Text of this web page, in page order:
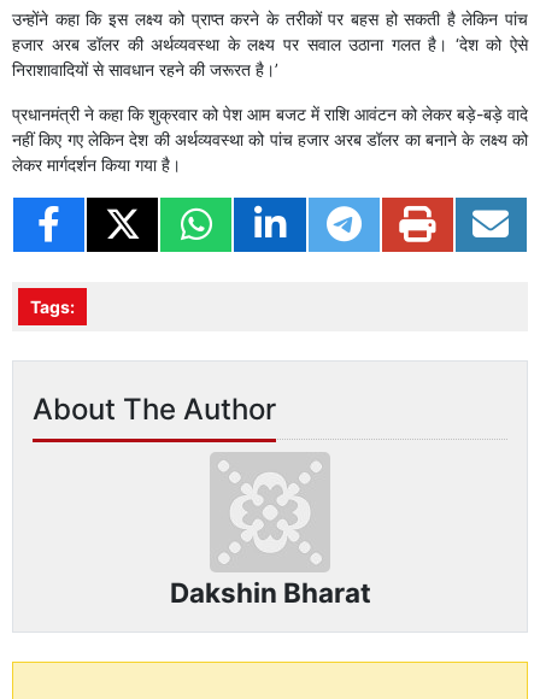
उन्होंने कहा कि इस लक्ष्य को प्राप्त करने के तरीकों पर बहस हो सकती है लेकिन पांच
हजार अरब डॉलर की अर्थव्यवस्था के लक्ष्य पर सवाल उठाना गलत है। ‘देश को ऐसे
निराशावादियों से सावधान रहने की जरूरत है।’
प्रधानमंत्री ने कहा कि शुक्रवार को पेश आम बजट में राशि आवंटन को लेकर बड़े-बड़े वादे
नहीं किए गए लेकिन देश की अर्थव्यवस्था को पांच हजार अरब डॉलर का बनाने के लक्ष्य को
लेकर मार्गदर्शन किया गया है।
Tags:
About The Author
Dakshin Bharat